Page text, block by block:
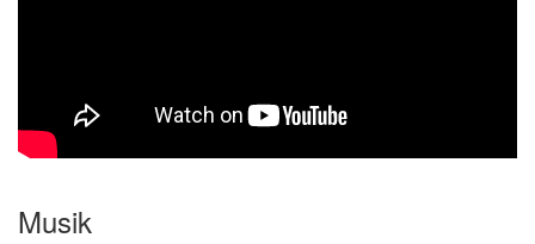
rocken damit man unseren Namen nicht vergisst !!!
Musik